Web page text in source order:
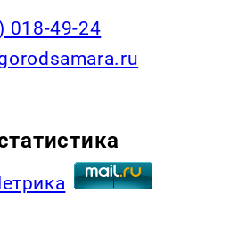
018-49-24